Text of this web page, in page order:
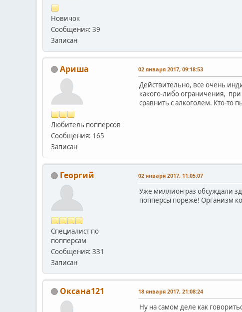
Новичок
Сообщения: 39
Записан
Ариша
Любитель попперсов
Сообщения: 165
Записан
02 января 2017, 09:18:53
Действительно, все очень
какого-либо ограничения,
сравнить с алкоголем. Кто-то
Георгий
Специалист по
попперсам
Сообщения: 331
Записан
02 января 2017, 11:05:07
Уже миллион раз обсуждали
попперсы пореже! Организм
Оксана121 18 января 2017, 21:08:24
Ну на самом деле как